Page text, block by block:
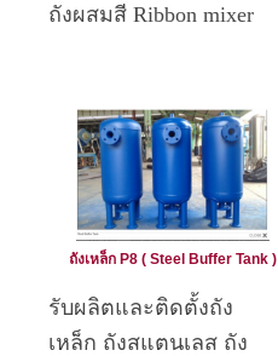
ถังผสมสี Ribbon mixer
exchanger , Cooling
tower ,Condenser เครื่อง
ทอดสูญญากาศ เครื่อง
ทอดผลไม้ด้วยระบสูญ
ญากาศ
ถังเหล็ก P8 ( Steel Buffer Tank )
รับผลิตและติดตั้งถัง
เหล็ก ถังสแตนเลส ถัง